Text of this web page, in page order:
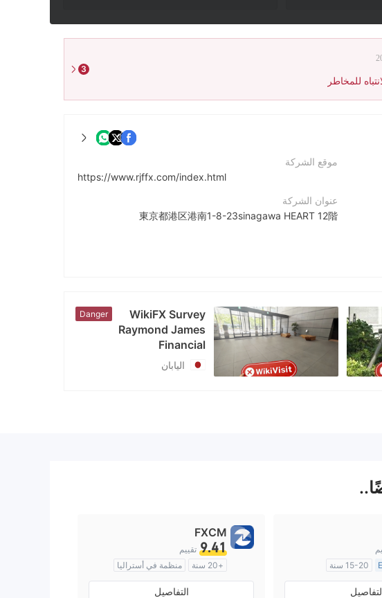
للمخاطر
3
موقع الشركة
https://www.rjffx.com/index.html
عنوان الشركة
東京都港区港南1-8-23sinagawa HEART 12階
WikiFX Survey
Raymond James
Financial
Danger
اليابان
15-20 سنة
FXCM
9.41 تقييم
+20 سنة
منظمة في أستراليا
صناعة السوق (MM)
التفاصيل